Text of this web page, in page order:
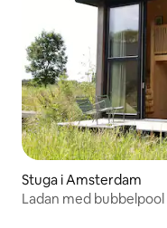
Stuga i Amsterdam
Ladan med bubbelpool